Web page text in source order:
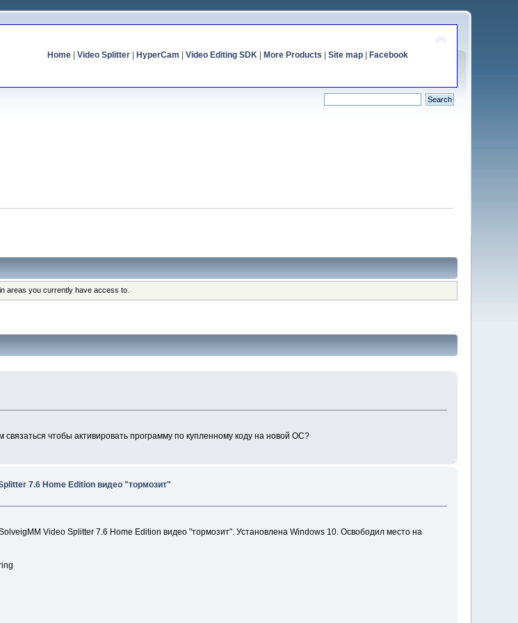
Home| Video Splitter| HyperCam Video Editing SDK| More Products Site map| Facebook
areas you currently have access to.
чтобы активировать программу по купленному коду на новой ОС?
7.6 Home Edition видео "тормозит"
Video Splitter 7.6 Home Edition видео "тормозит". Установлена Windows 10. Освободил место на